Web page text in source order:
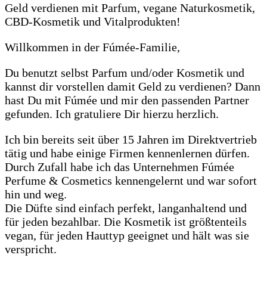
Geld verdienen mit Parfum, vegane Naturkosmetik,
CBD-Kosmetik und Vitalprodukten!
Willkommen in der Fúmée-Familie,
Du benutzt selbst Parfum und/oder Kosmetik und
kannst dir vorstellen damit Geld zu verdienen? Dann
hast Du mit Fúmée und mir den passenden Partner
gefunden. Ich gratuliere Dir hierzu herzlich.
Ich bin bereits seit über 15 Jahren im Direktvertrieb
tätig und habe einige Firmen kennenlernen dürfen.
Durch Zufall habe ich das Unternehmen Fúmée
Perfume & Cosmetics kennengelernt und war sofort
hin und weg.
Die Düfte sind einfach perfekt, langanhaltend und
für jeden bezahlbar. Die Kosmetik ist größtenteils
vegan, für jeden Hauttyp geeignet und hält was sie
verspricht.